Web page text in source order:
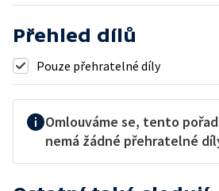
Přehled dílů
Pouze přehratelné díly
Omlouváme se, tento
nemá žádné přehratelné